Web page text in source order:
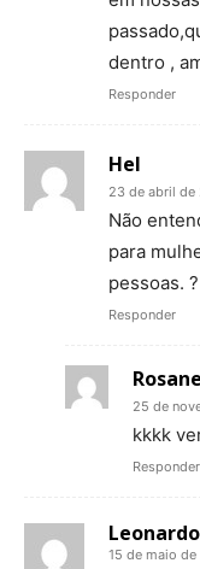
dentro ,
Responder
Hel
23 de abril de
Não
para
pessoas. ?
Responder
Rosane
25 de
kkkk
Responder
15 de maio